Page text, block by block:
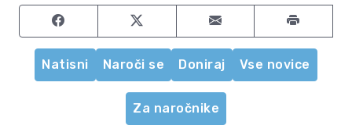
Share on FacebookShare on TwitterShare by email
Natisni Naroči se Doniraj Vse novice
Za naročnike